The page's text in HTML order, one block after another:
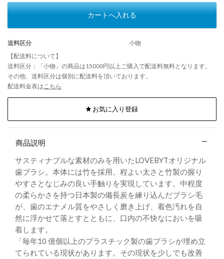
カートへ入れる
送料区分
小物
【配送料について】
送料区分：「小物」の商品は15000円以上ご購入で配送料無料となります。
その他、送料区分は個別に配送料を頂いております。
配送料金表は こちら
お気に入り登録
商品説明
サスティナブルな素材のみを用いたLOVEBYTオリジナル
歯ブラシ。本体には竹を採用。程よい太さと竹製の握り
やすさとなじみの良い手触りを実現しています。中程度
の柔らかさを持つ日本製の備長炭を練り込んだブラシ毛
が、歯のエナメル質をやさしく磨き上げ、着色汚れを自
然に浮かせて落とすとともに、口内の不快なにおいを吸
着します。
「毎年10 億個以上のプラスチック製の歯ブラシが埋め立
てられている現状があります。その現状を少しでも改善